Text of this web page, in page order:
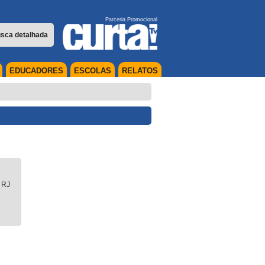
detalhada
Parceria Promocional
RELATOS
ESCOLAS
EDUCADORES
RJ